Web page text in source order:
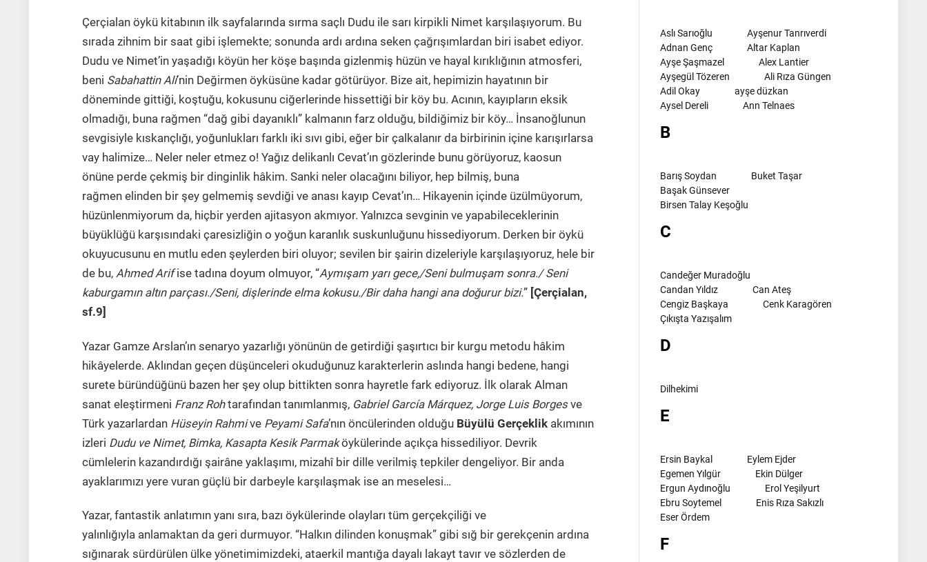
Çerçialan öykü kitabının ilk sayfalarında sırma saçlı Dudu ile sarı kirpikli Nimet karşılaşıyorum. Bu
sırada zihnim bir saat gibi işlemekte; sonunda ardı ardına seken çağrışımlardan biri isabet ediyor.
Dudu ve Nimet’in yaşadığı köyün her köşe başında gizlenmiş hüzün ve hayal kırıklığının atmosferi,
beni Sabahattin Ali’nin Değirmen öyküsüne kadar götürüyor. Bize ait, hepimizin hayatının bir
döneminde gittiği, koştuğu, kokusunu ciğerlerinde hissettiği bir köy bu. Acının, kayıpların eksik
olmadığı, buna rağmen “dağ gibi dayanıklı” kalmanın farz olduğu, bildiğimiz bir köy… İnsanoğlunun
sevgisiyle kıskançlığı, yoğunlukları farklı iki sıvı gibi, eğer bir çalkalanır da birbirinin içine karışırlarsa
vay halimize… Neler neler etmez o! Yağız delikanlı Cevat’ın gözlerinde bunu görüyoruz, kaosun
önüne perde çekmiş bir dinginlik hâkim. Sanki neler olacağını biliyor, hep bilmiş, buna
rağmen elinden bir şey gelmemiş sevdiği ve anası kayıp Cevat’ın… Hikayenin içinde üzülmüyorum,
hüzünlenmiyorum da, hiçbir yerden ajitasyon akmıyor. Yalnızca sevginin ve yapabileceklerinin
büyüklüğü karşısındaki çaresizliğin o yoğun karanlık suskunluğunu hissediyorum. Derken bir öykü
okuyucusunu en mutlu eden şeylerden biri oluyor; sevilen bir şairin dizeleriyle karşılaşıyoruz, hele bir
de bu, Ahmed Arifise tadına doyum olmuyor, “Aymışam yarı gece,/Seni bulmuşam sonra./ Seni
kaburgamın altın parçası./Seni, dişlerinde elma kokusu./Bir daha hangi ana doğurur bizi.” [Çerçialan,
sf.9]
Yazar Gamze Arslan’ın senaryo yazarlığı yönünün de getirdiği şaşırtıcı bir kurgu metodu hâkim
hikâyelerde. Aklından geçen düşünceleri okuduğunuz karakterlerin aslında hangi bedene, hangi
surete büründüğünü bazen her şey olup bittikten sonra hayretle fark ediyoruz. İlk olarak Alman
sanat eleştirmeni Franz Rohtarafından tanımlanmış, Gabriel García Márquez, Jorge Luis Borgesve
Türk yazarlardan Hüseyin Rahmive Peyami Safa’nın öncülerinden olduğu Büyülü Gerçeklikakımının
izleri Dudu ve Nimet, Bimka, Kasapta Kesik Parmaköykülerinde açıkça hissediliyor. Devrik
cümlelerin kazandırdığı şairâne yaklaşımı, mizahî bir dille verilmiş tepkiler dengeliyor. Bir anda
ayaklarımızı yere vuran güçlü bir darbeyle karşılaşmak ise an meselesi…
Yazar, fantastik anlatımın yanı sıra, bazı öykülerinde olayları tüm gerçekçiliği ve
yalınlığıyla anlamaktan da geri durmuyor. “Halkın dilinden konuşmak” gibi sığ bir gerekçenin ardına
sığınarak sürdürülen ülke yönetimimizdeki, ataerkil mantığa dayalı lakayt tavır ve sözlerden de
Aslı Sarıoğlu
Ayşenur Tanrıverdi
Adnan Genç
Altar Kaplan
Ayşe Şaşmazel
Alex Lantier
Ayşegül Tözeren
Ali Rıza Güngen
Adil Okay
ayşe düzkan
Aysel Dereli
Ann Telnaes
B
Barış Soydan
Buket Taşar
Başak Günsever
Birsen Talay Keşoğlu
C
Candeğer Muradoğlu
Candan Yıldız
Can Ateş
Cengiz Başkaya
Cenk Karagören
Çıkışta Yazışalım
D
Dilhekimi
E
Ersin Baykal
Eylem Ejder
Egemen Yılgür
Ekin Dülger
Ergun Aydınoğlu
Erol Yeşilyurt
Ebru Soytemel
Enis Rıza Sakızlı
Eser Ördem
F